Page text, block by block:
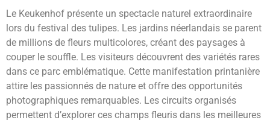
Le Keukenhof présente un spectacle naturel extraordinaire
lors du festival des tulipes. Les jardins néerlandais se parent
de millions de fleurs multicolores, créant des paysages à
couper le souffle. Les visiteurs découvrent des variétés rares
dans ce parc emblématique. Cette manifestation printanière
attire les passionnés de nature et offre des opportunités
photographiques remarquables. Les circuits organisés
permettent d’explorer ces champs fleuris dans les meilleures